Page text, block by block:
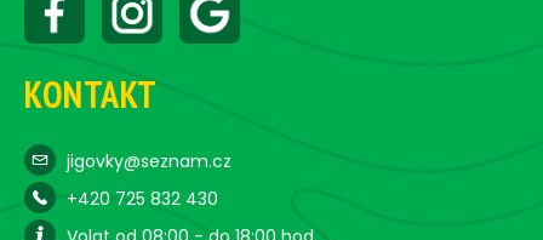
KONTAKT
jigovky@seznam.cz
+420 725 832 430